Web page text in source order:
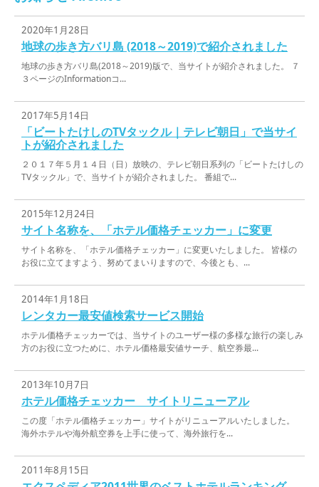
2020年1月28日
地球の歩き方バリ島 (2018～2019)で紹介されました
地球の歩き方バリ島(2018～2019)版で、当サイトが紹介されました。 ７
３ページのInformationコ...
2017年5月14日
「ビートたけしのTVタックル｜テレビ朝日」で当サイ
トが紹介されました
２０１７年５月１４日（日）放映の、テレビ朝日系列の「ビートたけしの
TVタックル」で、当サイトが紹介されました。 番組で...
2015年12月24日
サイト名称を、「ホテル価格チェッカー」に変更
サイト名称を、「ホテル価格チェッカー」に変更いたしました。 皆様の
お役に立てますよう、努めてまいりますので、今後とも、...
2014年1月18日
レンタカー最安値検索サービス開始
ホテル価格チェッカーでは、当サイトのユーザー様の多様な旅行の楽しみ
方のお役に立つために、ホテル価格最安値サーチ、航空券最...
2013年10月7日
ホテル価格チェッカー サイトリニューアル
この度「ホテル価格チェッカー」サイトがリニューアルいたしました。
海外ホテルや海外航空券を上手に使って、海外旅行を...
2011年8月15日